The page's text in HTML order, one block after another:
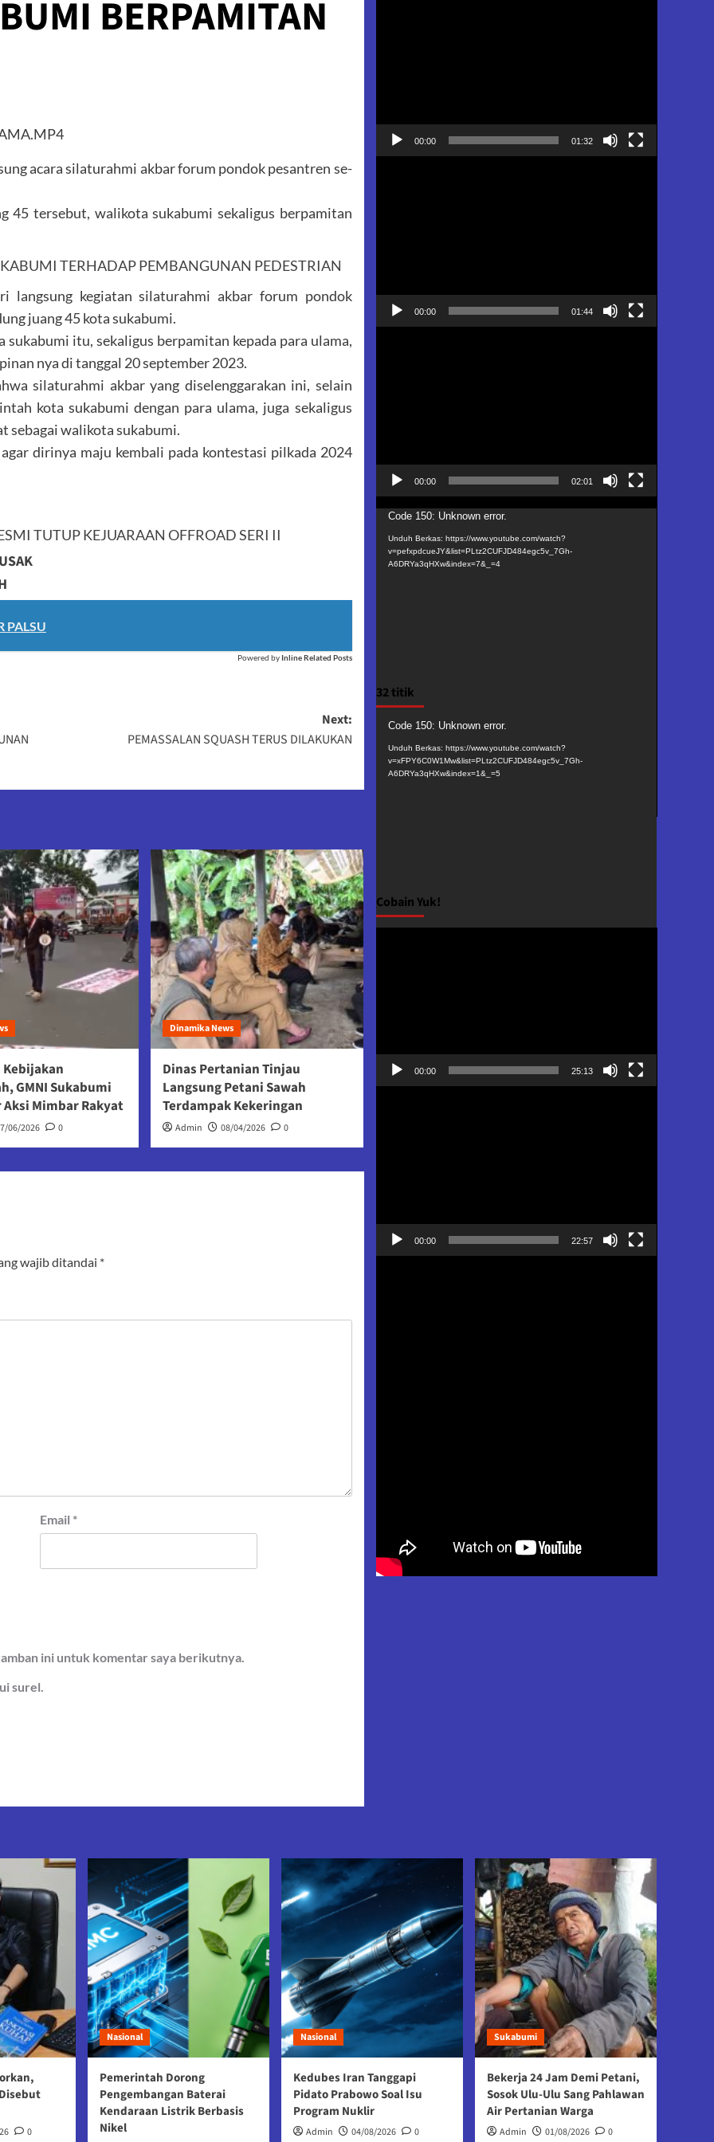
BERPAMITAN
acara silaturahmi akbar forum pondok pesantren se-
45 tersebut, walikota sukabumi sekaligus berpamitan
TERHADAP PEMBANGUNAN PEDESTRIAN
langsung kegiatan silaturahmi akbar forum pondok
juang 45 kota sukabumi.
itu, sekaligus berpamitan kepada para ulama,
nya di tanggal 20 september 2023.
silaturahmi akbar yang diselenggarakan ini, selain
kota sukabumi dengan para ulama, juga sekaligus
sebagai walikota sukabumi.
dirinya maju kembali pada kontestasi pilkada 2024
TUTUP KEJUARAAN OFFROAD SERI II
PALSU
Powered by Inline Related Posts
Next:
PEMASSALAN SQUASH TERUS DILAKUKAN
GMNI Sukabumi
Aksi Mimbar Rakyat
06/2026 0
Dinamika News
Dinas Pertanian Tinjau
Langsung Petani Sawah
Terdampak Kekeringan
Admin 08/04/2026 0
wajib ditandai *
Email *
ini untuk komentar saya berikutnya.
surel.
00:00 01:32
00:00 01:44
00:00 02:01
Pemutar
Video
Code 150: Unknown error.
Unduh Berkas: https://www.youtube.com/watch?
v=pefxpdcueJY&list=PLtz2CUFJD484egc5v_7Gh-
A6DRYa3qHXw&index=7&_=4
32 titik
Pemutar
Video
Code 150: Unknown error.
Unduh Berkas: https://www.youtube.com/watch?
v=xFPY6C0W1Mw&list=PLtz2CUFJD484egc5v_7Gh-
A6DRYa3qHXw&index=1&_=5
Cobain Yuk!
00:00 25:13
00:00 22:57
0
Nasional
Pemerintah Dorong
Pengembangan Baterai
Kendaraan Listrik Berbasis
Nikel
Nasional
Kedubes Iran Tanggapi
Pidato Prabowo Soal Isu
Program Nuklir
Admin 04/08/2026 0
Sukabumi
Bekerja 24 Jam Demi Petani,
Sosok Ulu-Ulu Sang Pahlawan
Air Pertanian Warga
Admin 01/08/2026 0